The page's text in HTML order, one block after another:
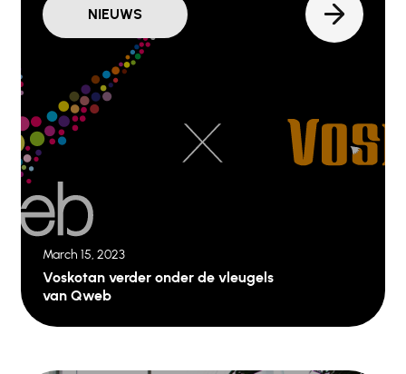
NIEUWS
March 15, 2023
Voskotan verder onder de vleugels
van Qweb